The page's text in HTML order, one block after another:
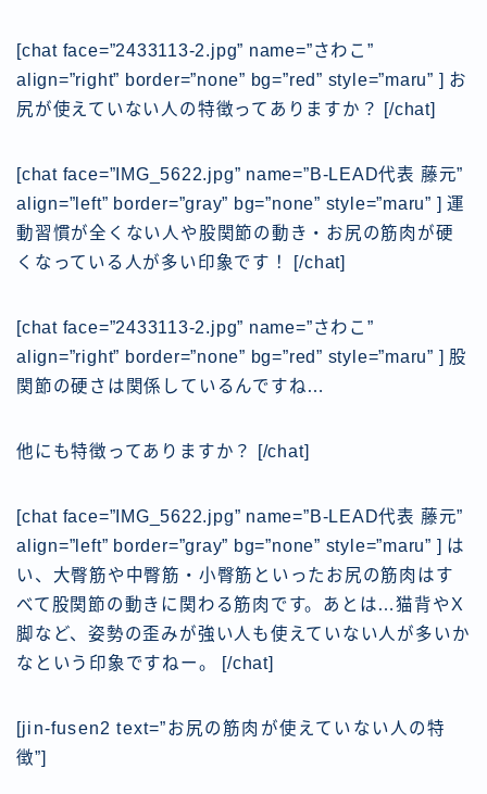
[chat face=”2433113-2.jpg” name=”さわこ”
align=”right” border=”none” bg=”red” style=”maru” ] お
尻が使えていない人の特徴ってありますか？
[/chat]
[chat face=”IMG_5622.jpg” name=”B-LEAD代表 藤元”
align=”left” border=”gray” bg=”none” style=”maru” ] 運
動習慣が全くない人や股関節の動き・お尻の筋肉が硬
くなっている人が多い印象です！
[/chat]
[chat face=”2433113-2.jpg” name=”さわこ”
align=”right” border=”none” bg=”red” style=”maru” ] 股
関節の硬さは関係しているんですね…
他にも特徴ってありますか？ [/chat]
[chat face=”IMG_5622.jpg” name=”B-LEAD代表 藤元”
align=”left” border=”gray” bg=”none” style=”maru” ] は
い、大臀筋や中臀筋・小臀筋といったお尻の筋肉はす
べて股関節の動きに関わる筋肉です。あとは…猫背やX
脚など、姿勢の歪みが強い人も使えていない人が多いか
なという印象ですねー。
[/chat]
[jin-fusen2 text=”お尻の筋肉が使えていない人の特
徴”]